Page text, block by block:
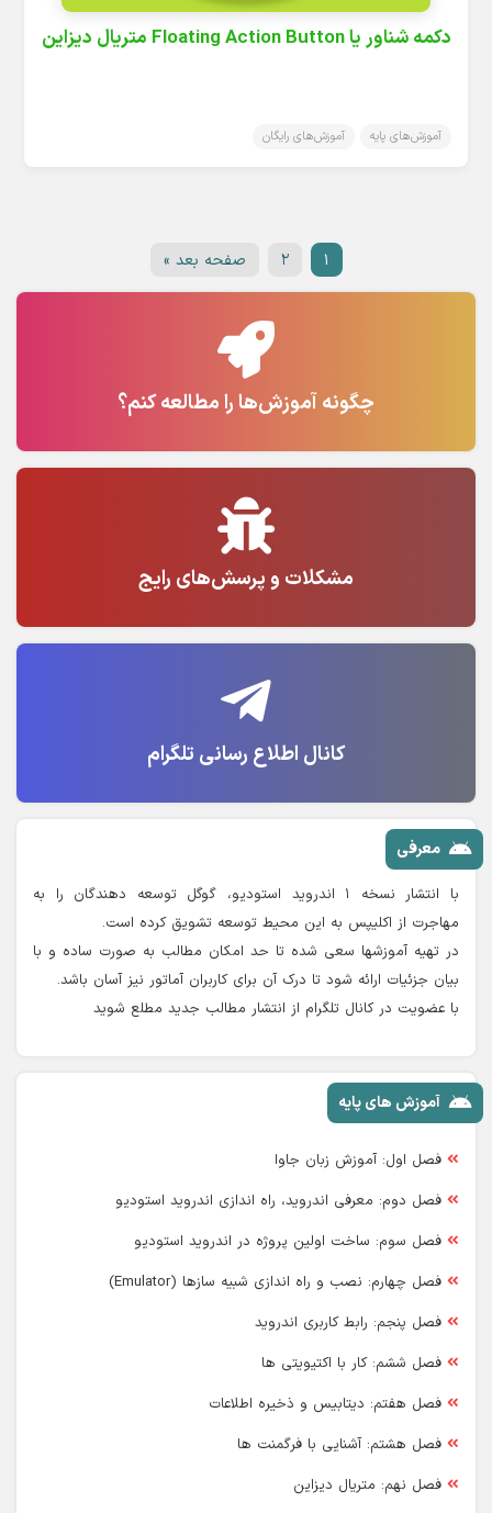
دکمه شناور یا Floating Action Button متریال دیزاین
آموزش‌های پایه آموزش‌های رایگان
۱ ۲ صفحه بعد »
چگونه آموزش‌ها را مطالعه کنم؟
مشکلات و پرسش‌های رایج
کانال اطلاع رسانی تلگرام
معرفی
با انتشار نسخه ۱ اندروید استودیو، گوگل توسعه دهندگان را به
مهاجرت از اکلیپس به این محیط توسعه تشویق کرده است.
در تهیه آموزشها سعی شده تا حد امکان مطالب به صورت ساده و با
بیان جزئیات ارائه شود تا درک آن برای کاربران آماتور نیز آسان باشد.
با عضویت در کانال تلگرام از انتشار مطالب جدید مطلع شوید
آموزش های پایه
فصل اول: آموزش زبان جاوا
فصل دوم: معرفی اندروید، راه اندازی اندروید استودیو
فصل سوم: ساخت اولین پروژه در اندروید استودیو
فصل چهارم: نصب و راه اندازی شبیه سازها (Emulator)
فصل پنجم: رابط کاربری اندروید
فصل ششم: کار با اکتیویتی ها
فصل هفتم: دیتابیس و ذخیره اطلاعات
فصل هشتم: آشنایی با فرگمنت ها
فصل نهم: متریال دیزاین